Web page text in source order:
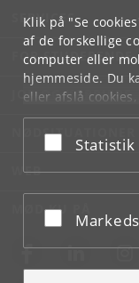
Klik på "Se
af de forskellige
computer eller
hjemmeside. Du
eller afslå
underCookie- og
bunden af hver
Acceptér
Statistik
Acceptér
SERVICES
FOR
JOB OG KARRIERE
NØDSITUATIONER
WEB
MØD KU PÅ